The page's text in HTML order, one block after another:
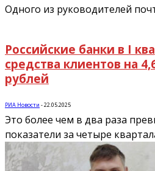
Одного из руководителей
Российские банки в I
средства клиентов на
рублей
РИА Новости -22.05.2025
Это более чем в два раза
показатели за четыре